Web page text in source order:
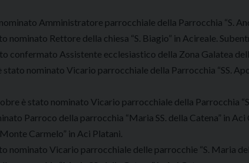
Amministratore parrocchiale della Parrocchia “S.
nominato Rettore della chiesa “S. Biagio” in Acireale.
confermato Assistente ecclesiastico della Zona Galatea
nominato Vicario parrocchiale della Parrocchia “SS.
è stato nominato Vicario parrocchiale della Parrocchia
Parroco della parrocchia “Maria SS. della Catena” in
Carmelo” in Aci Platani.
nominato Vicario parrocchiale delle parrocchie “S. Maria